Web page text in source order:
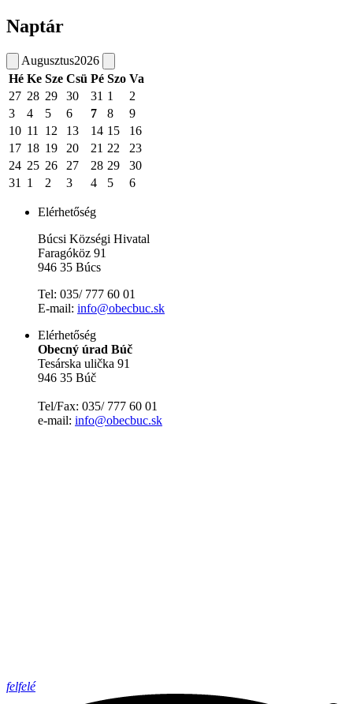
Naptár
Augusztus2026
Hé Ke Sze Csü Pé Szo Va
27 28 29 30 31 1
2
3
4 5 6 7 8
9
10 11 12 13 14 15
16
17 18 19 20 21 22
23
24 25 26 27 28 29
30
31
1 2 3 4 5 6
Elérhetőség
Búcsi Községi Hivatal
Faragóköz 91
946 35 Búcs
Tel: 035/ 777 60 01
E-mail: info@obecbuc.sk
Elérhetőség
Obecný úrad Búč
Tesárska ulička 91
946 35 Búč
Tel/Fax: 035/ 777 60 01
e-mail: info@obecbuc.sk
felfelé